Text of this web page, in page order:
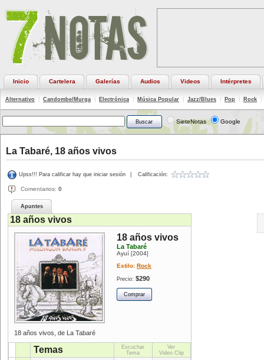
Inicio Cartelera Galerías Audios Videos Intérpretes
Alternativo Candombe/Murga Electrónica Música Popular Jazz/Blues Pop Rock
SieteNotas Google
La Tabaré, 18 años vivos
Upss!!! Para calificar hay que iniciar sesión Calificación:
Comentarios: 0
Apuntes
18 años vivos
18 años vivos
La Tabaré
Ayuí [2004]
Estilo: Rock
Precio: $290
18 años vivos, de La Tabaré
Temas
Escuchar
Tema
Ver
Video Clip